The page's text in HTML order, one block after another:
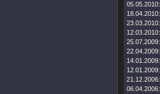
05.05.2010:
18.04.2010:
23.03.2010:
12.03.2010:
25.07.2009:
22.04.2009:
14.01.2009:
12.01.2009:
21.12.2006:
06.04.2006: